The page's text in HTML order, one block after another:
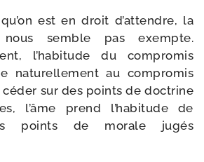
est en droit d’at­tendre, la
semble pas exempte.
l’ha­bi­tude du com­pro­mis
natu­rel­le­ment au com­pro­mis
céder sur des points de doc­trine
l’âme prend l’ha­bi­tude de
points de morale jugés